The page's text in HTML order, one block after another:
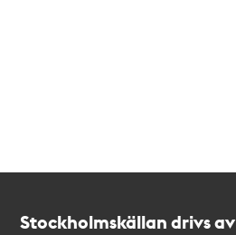
Stockholmskällan drivs av